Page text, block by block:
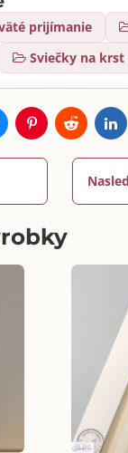
prijímanie
Sviečky na krst
PinterestReddit